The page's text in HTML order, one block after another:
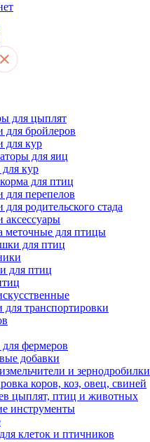
для цыплят
для бройлеров
для кур
для яиц
для кур
для птиц
для перепелов
для родительского стада
аксессуары
меточные для птицы
для птиц
для птиц
транспортировки
фермеров
добавки
и зернодробилки
коров, коз, овец, свиней
цыплят, птиц и животных
инструменты
клеток и птичников